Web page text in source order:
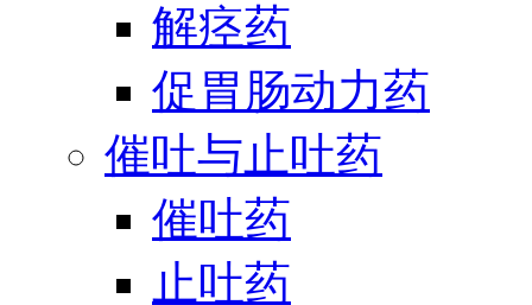
解痉药
促胃肠动力药
催吐与止吐药
催吐药
止吐药